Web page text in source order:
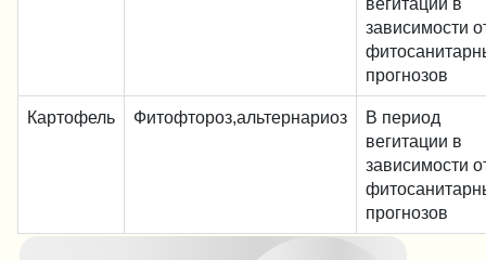
зависимости
прогнозов
Картофель Фитофтороз,альтернариоз
В период
вегитации в
зависимости
прогнозов